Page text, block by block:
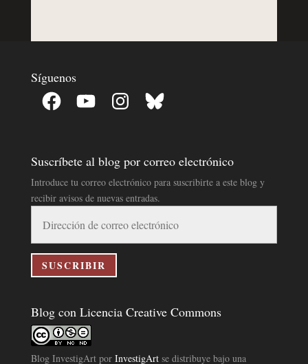
Síguenos
Facebook YouTube InstagramBluesky
Suscríbete al blog por correo electrónico
Introduce tu correo electrónico para suscribirte a este blog y
recibir avisos de nuevas entradas.
correo
electrónico
SUSCRIBIR
Blog con Licencia Creative Commons
Blog InvestigArtpor InvestigArtse distribuye bajo una